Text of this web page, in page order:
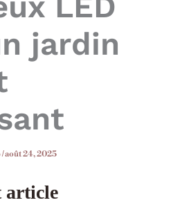
jardin
/août 24, 2025
article